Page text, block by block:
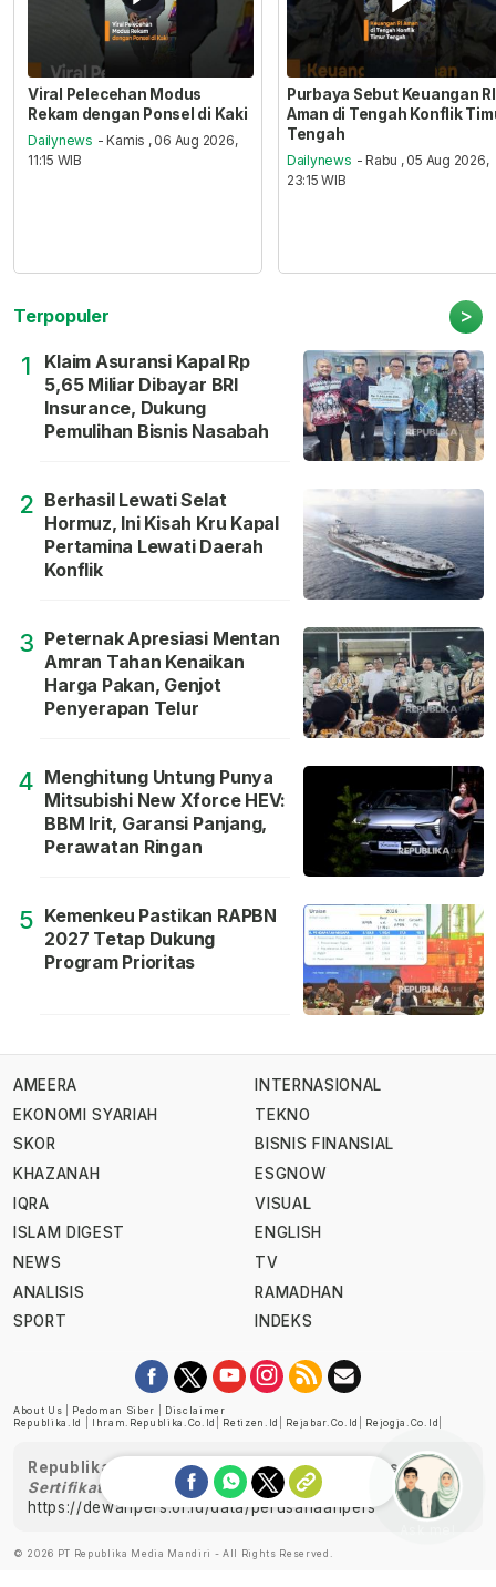
Viral Pelecehan Modus
Rekam dengan Ponsel di Kaki
Dailynews - Kamis , 06 Aug 2026,
11:15 WIB
Purbaya Sebut Keuangan RI
Aman di Tengah Konflik
Tengah
Dailynews - Rabu , 05 Aug 2026,
23:15 WIB
Terpopuler >
1
Klaim Asuransi Kapal Rp
5,65 Miliar Dibayar BRI
Insurance, Dukung
Pemulihan Bisnis Nasabah
2 Berhasil Lewati Selat
Hormuz, Ini Kisah Kru Kapal
Pertamina Lewati Daerah
Konflik
3 Peternak Apresiasi Mentan
Amran Tahan Kenaikan
Harga Pakan, Genjot
Penyerapan Telur
4 Menghitung Untung Punya
Mitsubishi New Xforce HEV:
BBM Irit, Garansi Panjang,
Perawatan Ringan
5 Kemenkeu Pastikan RAPBN
2027 Tetap Dukung
Program Prioritas
AMEERA
EKONOMI SYARIAH
SKOR
KHAZANAH
IQRA
ISLAM DIGEST
NEWS
ANALISIS
SPORT
INTERNASIONAL
TEKNO
BISNIS FINANSIAL
ESGNOW
VISUAL
ENGLISH
TV
RAMADHAN
INDEKS
About Us Pedoman Siber
Disclaimer
Republika.id
Ihram.republika.co.id Retizen.id Rejabar.co.id Rejogja.co.id
Republika telah diverifikasi oleh Dewan Pers
Sertifikat Nomor 1058/DP-Verifikasi/K/XII/2022
https://dewanpers.or.id/data/perusahaanpers
© 2026 PT Republika Media Mandiri - All Rights Reserved.